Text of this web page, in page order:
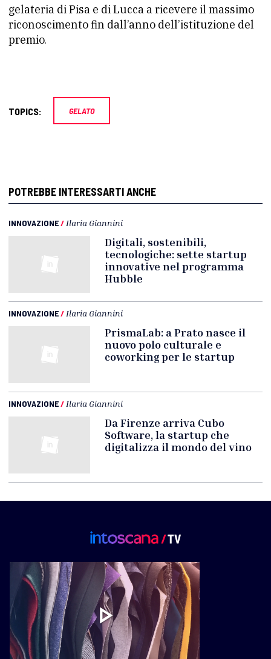
gelateria di Pisa e di Lucca a ricevere il massimo
riconoscimento fin dall’anno dell’istituzione del
premio.
TOPICS: GELATO
POTREBBE INTERESSARTI ANCHE
INNOVAZIONE/ Ilaria Giannini
Digitali, sostenibili,
tecnologiche: sette startup
innovative nel programma
Hubble
INNOVAZIONE/ Ilaria Giannini
PrismaLab: a Prato nasce il
nuovo polo culturale e
coworking per le startup
INNOVAZIONE/ Ilaria Giannini
Da Firenze arriva Cubo
Software, la startup che
digitalizza il mondo del vino